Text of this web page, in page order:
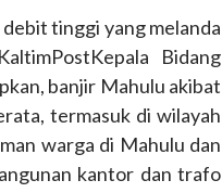
tinggi yang melanda
Bidang
banjir Mahulu akibat
termasuk di wilayah
warga di Mahulu dan
kantor dan trafo